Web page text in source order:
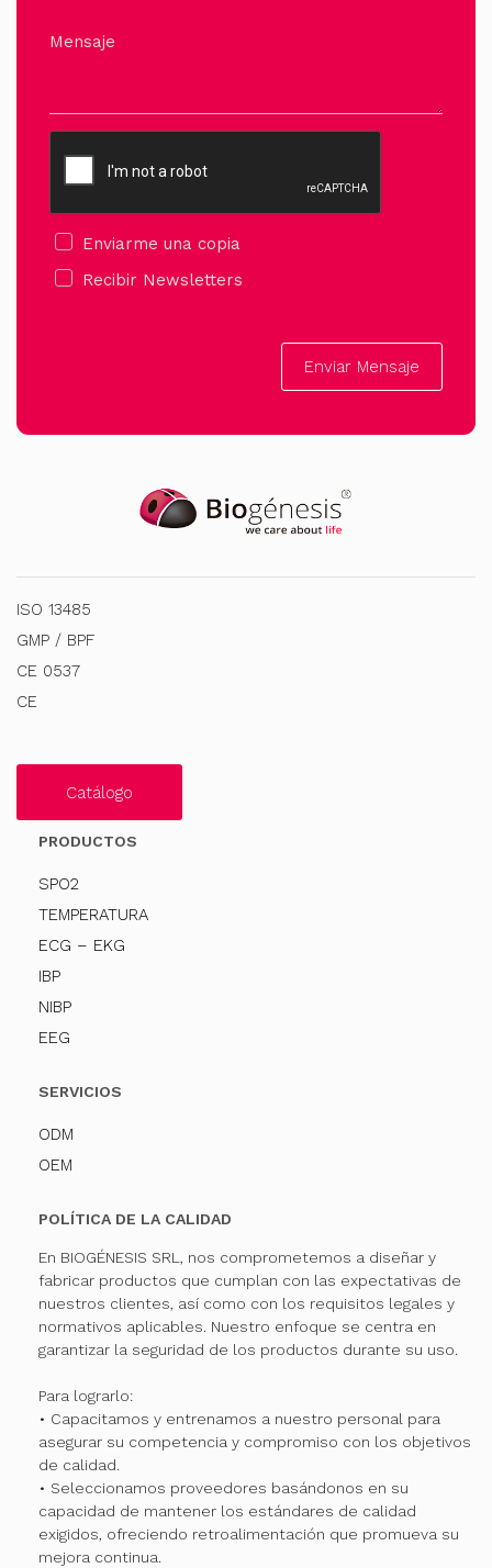
Mensaje
Enviarme una copia
Recibir Newsletters
Enviar Mensaje
ISO 13485
GMP / BPF
CE 0537
CE
Catálogo
PRODUCTOS
SPO2
TEMPERATURA
ECG – EKG
IBP
NIBP
EEG
SERVICIOS
ODM
OEM
POLÍTICA DE LA CALIDAD
En BIOGÉNESIS SRL, nos comprometemos a diseñar y
fabricar productos que cumplan con las expectativas de
nuestros clientes, así como con los requisitos legales y
normativos aplicables. Nuestro enfoque se centra en
garantizar la seguridad de los productos durante su uso.
Para lograrlo:
• Capacitamos y entrenamos a nuestro personal para
asegurar su competencia y compromiso con los objetivos
de calidad.
• Seleccionamos proveedores basándonos en su
capacidad de mantener los estándares de calidad
exigidos, ofreciendo retroalimentación que promueva su
mejora continua.